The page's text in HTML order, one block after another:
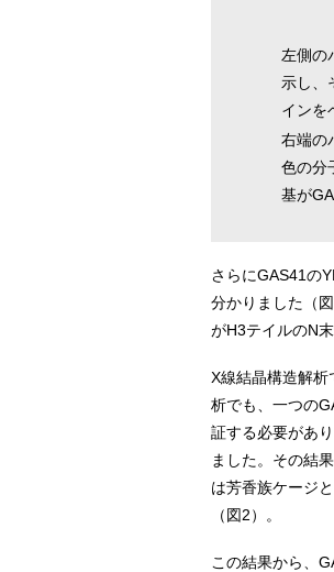
左側の
示し、
インを
右端の
色の分
基が
さらにGAS41の
分かりました（
がH3テイルのN
X線結晶構造解
析でも、一つの
証する必要があ
ました。その結
は芳香族ケージ
（図2）。
この結果から、